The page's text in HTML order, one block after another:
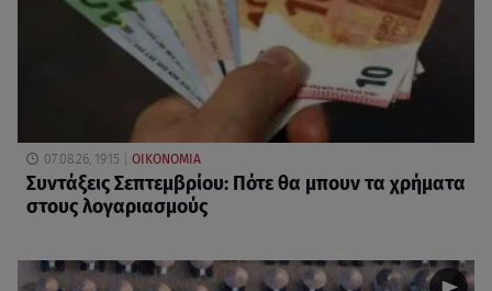
07.08.26, 19:15 ΟΙΚΟΝΟΜΙΑ
Συντάξεις Σεπτεμβρίου: Πότε θα μπουν τα χρήματα
στους λογαριασμούς